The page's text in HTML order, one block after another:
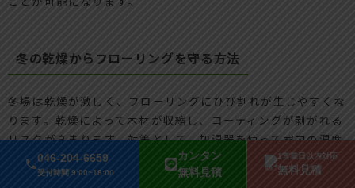
046-204-6659
受付時間 9:00~18:00
カンタン
無料見積
1営業日以内対応
無料見積
冬の乾燥からフローリングを守る方法
冬場は乾燥が激しく、フローリングにひび割れが生じやすくな
ります。乾燥によって木材が収縮し、コーティングが剥がれる
リスクが高まります。対策として、加湿器を使って室内の湿度
を40-60％に保つことが推奨されます。また、定期的にフロー
リング用のワックスやオイルを塗布することで、木材に潤いを